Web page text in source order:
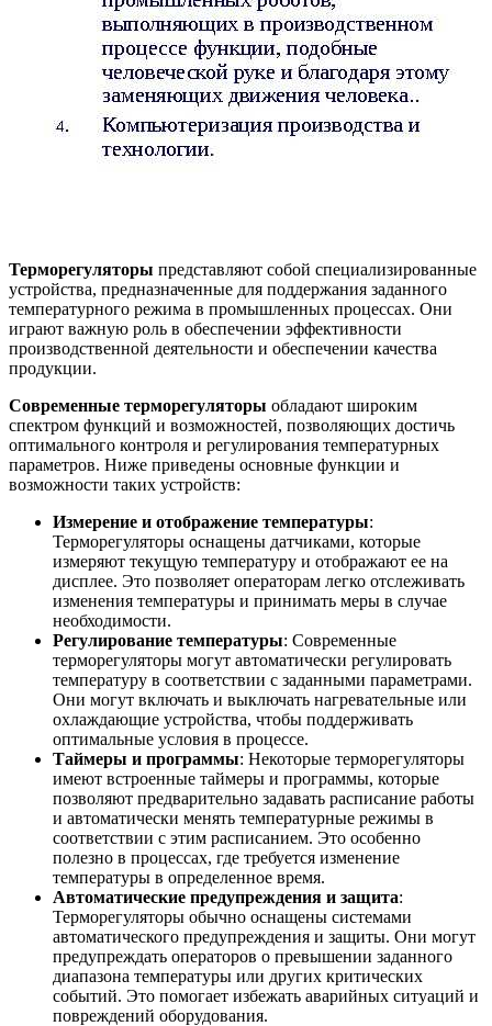
Терморегуляторы представляют собой специализированные
устройства, предназначенные для поддержания заданного
температурного режима в промышленных процессах. Они
играют важную роль в обеспечении эффективности
производственной деятельности и обеспечении качества
продукции.
Современные терморегуляторы обладают широким
спектром функций и возможностей, позволяющих достичь
оптимального контроля и регулирования температурных
параметров. Ниже приведены основные функции и
возможности таких устройств:
Измерение и отображение температуры:
Терморегуляторы оснащены датчиками, которые
измеряют текущую температуру и отображают ее на
дисплее. Это позволяет операторам легко отслеживать
изменения температуры и принимать меры в случае
необходимости.
Регулирование температуры: Современные
терморегуляторы могут автоматически регулировать
температуру в соответствии с заданными параметрами.
Они могут включать и выключать нагревательные или
охлаждающие устройства, чтобы поддерживать
оптимальные условия в процессе.
Таймеры и программы: Некоторые терморегуляторы
имеют встроенные таймеры и программы, которые
позволяют предварительно задавать расписание работы
и автоматически менять температурные режимы в
соответствии с этим расписанием. Это особенно
полезно в процессах, где требуется изменение
температуры в определенное время.
Автоматические предупреждения и защита:
Терморегуляторы обычно оснащены системами
автоматического предупреждения и защиты. Они могут
предупреждать операторов о превышении заданного
диапазона температуры или других критических
событий. Это помогает избежать аварийных ситуаций и
повреждений оборудования.